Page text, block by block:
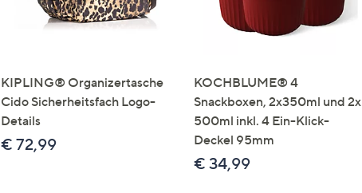
KIPLING® Organizertasche
Cido Sicherheitsfach Logo-
Details
€ 72,99
KOCHBLUME® 4
Snackboxen, 2x350ml und 2x
500ml inkl. 4 Ein-Klick-
Deckel 95mm
€ 34,99